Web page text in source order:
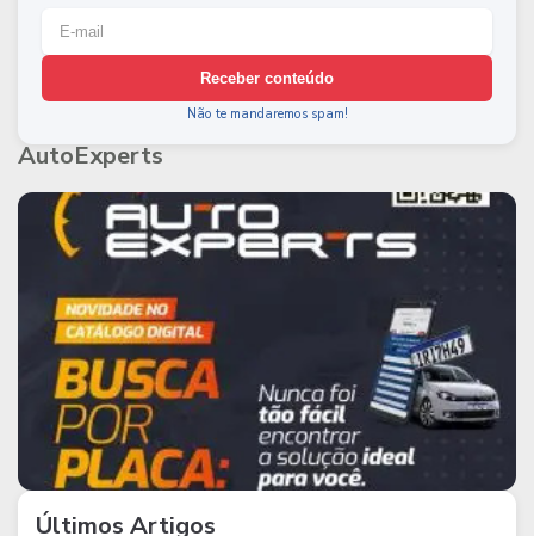
Receber conteúdo
Não te mandaremos spam!
AutoExperts
Últimos Artigos